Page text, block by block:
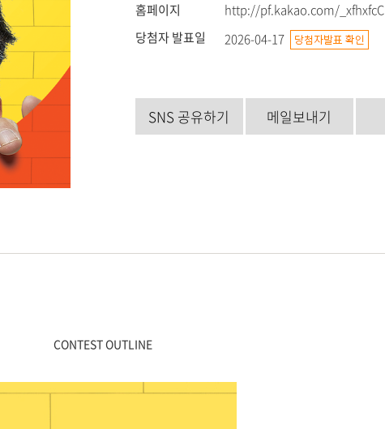
홈페이지
http://pf.kakao.com/_xfhxfcC
당첨자 발표일
2026-04-17
SNS 공유하기 메일보내기
CONTEST OUTLINE